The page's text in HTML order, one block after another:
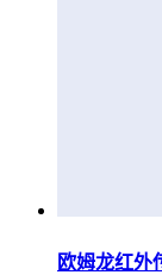
欧姆龙红外